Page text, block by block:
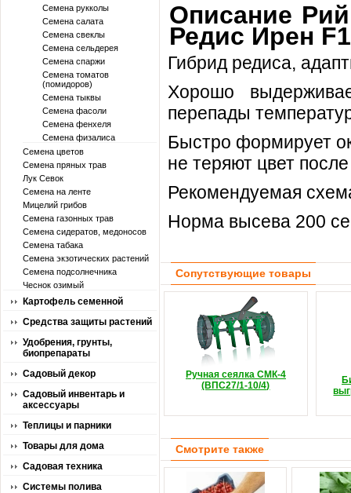
Семена рукколы
Семена салата
Семена свеклы
Семена сельдерея
Семена спаржи
Семена томатов
(помидоров)
Семена тыквы
Семена фасоли
Семена фенхеля
Семена физалиса
Семена цветов
Семена пряных трав
Лук Севок
Семена на ленте
Мицелий грибов
Семена газонных трав
Семена сидератов, медоносов
Семена табака
Семена экзотических растений
Семена подсолнечника
Чеснок озимый
Картофель семенной
Средства защиты растений
Удобрения, грунты,
биопрепараты
Садовый декор
Садовый инвентарь и
аксессуары
Теплицы и парники
Товары для дома
Садовая техника
Системы полива
Описание
Редис Ирен
Гибрид редиса,
Хорошо
перепады
Быстро формирует
не теряют цвет
Рекомендуемая
Норма высева 200
Сопутствующие товары
Ручная сеялка СМК-4
(ВПС27/1-10/4)
Смотрите также